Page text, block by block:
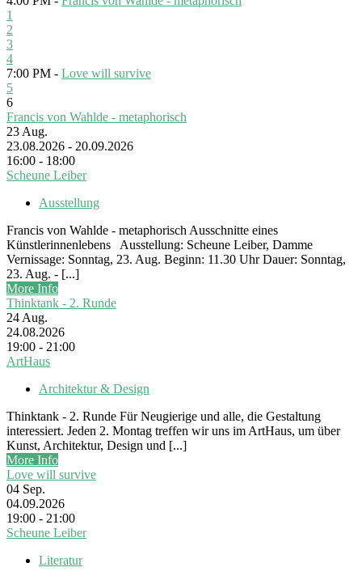
1
2
3
4
7:00 PM - Love will survive
5
6
Francis von Wahlde - metaphorisch
23 Aug.
23.08.2026 - 20.09.2026
16:00 - 18:00
Scheune Leiber
Ausstellung
Francis von Wahlde - metaphorisch Ausschnitte eines
Künstlerinnenlebens Ausstellung: Scheune Leiber, Damme
Vernissage: Sonntag, 23. Aug. Beginn: 11.30 Uhr Dauer: Sonntag,
23. Aug. - [...]
More Info
Thinktank - 2. Runde
24 Aug.
24.08.2026
19:00 - 21:00
ArtHaus
Architektur & Design
Thinktank - 2. Runde Für Neugierige und alle, die Gestaltung
interessiert. Jeden 2. Montag treffen wir uns im ArtHaus, um über
Kunst, Architektur, Design und [...]
More Info
Love will survive
04 Sep.
04.09.2026
19:00 - 21:00
Scheune Leiber
Literatur